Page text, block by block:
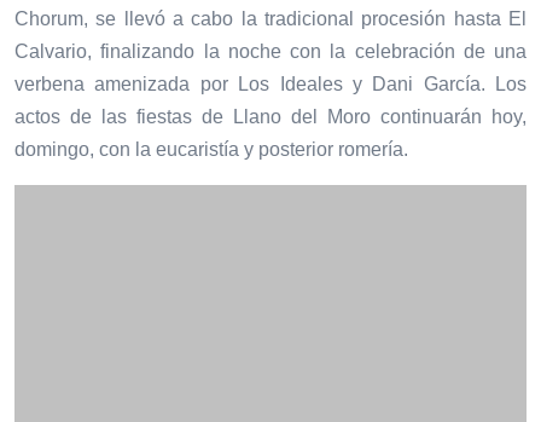
Chorum, se llevó a cabo la tradicional procesión hasta El
Calvario, finalizando la noche con la celebración de una
verbena amenizada por Los Ideales y Dani García. Los
actos de las fiestas de Llano del Moro continuarán hoy,
domingo, con la eucaristía y posterior romería.